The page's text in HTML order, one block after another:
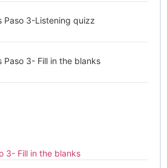
Paso 3-Listening quizz
Paso 3- Fill in the blanks
3- Fill in the blanks